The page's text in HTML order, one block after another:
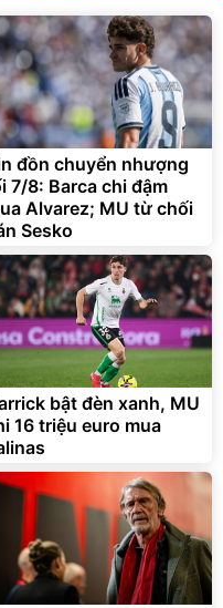
đồn chuyển nhượng
7/8: Barca chi đậm
Alvarez; MU từ chối
Sesko
bật đèn xanh, MU
16 triệu euro mua